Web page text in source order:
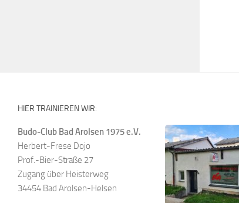
HIER TRAINIEREN WIR:
Budo-Club Bad Arolsen 1975 e.V.
Herbert-Frese Dojo
Prof.-Bier-Straße 27
Zugang über Heisterweg
34454 Bad Arolsen-Helsen